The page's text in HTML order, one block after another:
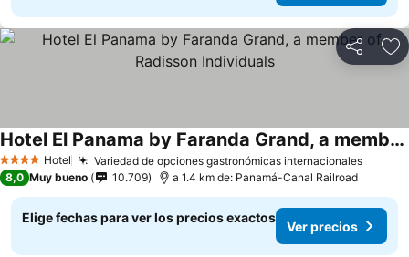
Compartir
4 EstrellasHotel Variedad de opciones gastronómicas internacionalesVer
Hotel El Panama by Faranda Grand, a member of Radisson Individuals
Ver precios
8,0 Muy bueno 10.709 a 1.4 km de: Panamá-Canal Railroad
Elige fechas para ver los precios exactos
Ver precios